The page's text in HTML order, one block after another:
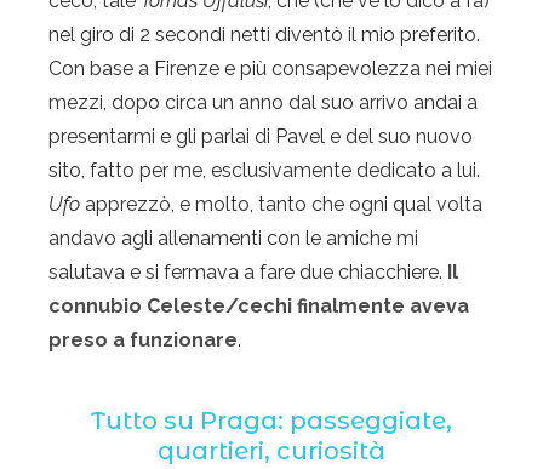
nel giro di 2 secondi netti diventò il mio preferito.
Con base a Firenze e più consapevolezza nei miei
mezzi, dopo circa un anno dal suo arrivo andai a
presentarmi e gli parlai di Pavel e del suo nuovo
sito, fatto per me, esclusivamente dedicato a lui.
Ufo apprezzò, e molto, tanto che ogni qual volta
andavo agli allenamenti con le amiche mi
salutava e si fermava a fare due chiacchiere. Il
connubio Celeste/cechi finalmente aveva
preso a funzionare.
Tutto su Praga: passeggiate,
quartieri, curiosità